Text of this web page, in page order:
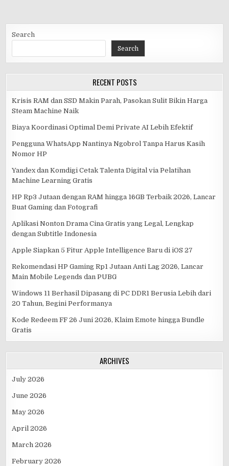
Search
Search
RECENT POSTS
Krisis RAM dan SSD Makin Parah, Pasokan Sulit Bikin Harga
Steam Machine Naik
Biaya Koordinasi Optimal Demi Private AI Lebih Efektif
Pengguna WhatsApp Nantinya Ngobrol Tanpa Harus Kasih
Nomor HP
Yandex dan Komdigi Cetak Talenta Digital via Pelatihan
Machine Learning Gratis
HP Rp3 Jutaan dengan RAM hingga 16GB Terbaik 2026, Lancar
Buat Gaming dan Fotografi
Aplikasi Nonton Drama Cina Gratis yang Legal, Lengkap
dengan Subtitle Indonesia
Apple Siapkan 5 Fitur Apple Intelligence Baru di iOS 27
Rekomendasi HP Gaming Rp1 Jutaan Anti Lag 2026, Lancar
Main Mobile Legends dan PUBG
Windows 11 Berhasil Dipasang di PC DDR1 Berusia Lebih dari
20 Tahun, Begini Performanya
Kode Redeem FF 26 Juni 2026, Klaim Emote hingga Bundle
Gratis
ARCHIVES
July 2026
June 2026
May 2026
April 2026
March 2026
February 2026